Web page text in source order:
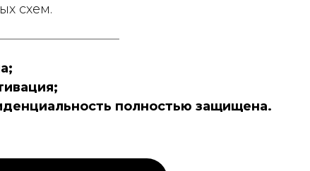
схем.
полностью защищена.